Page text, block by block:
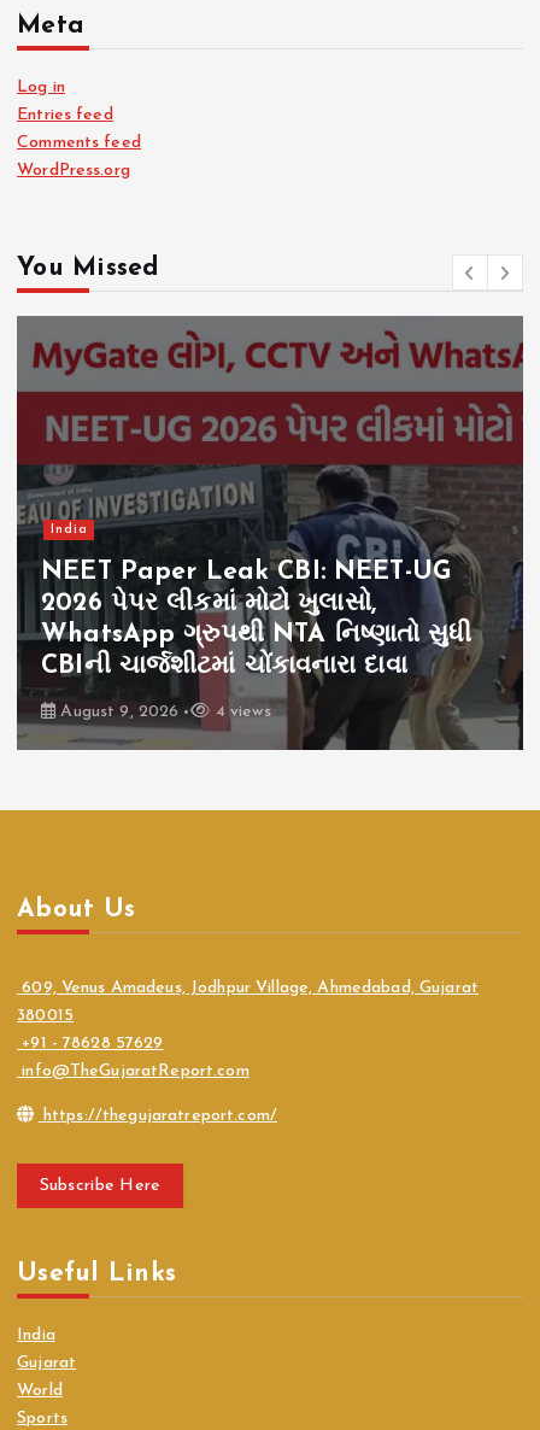
Meta
Log in
Entries feed
Comments feed
WordPress.org
You Missed
India
NEET Paper Leak CBI: NEET-UG
2026 પેપર લીકમાં મોટો ખુલાસો,
WhatsApp ગ્રુપથી NTA નિષ્ણાતો સુધી
CBIની ચાર્જશીટમાં ચોંકાવનારા દાવા
August 9, 2026 4 views
About Us
609, Venus Amadeus, Jodhpur Village, Ahmedabad, Gujarat
380015
+91 - 78628 57629
info@TheGujaratReport.com
https://thegujaratreport.com/
Subscribe Here
Useful Links
India
Gujarat
World
Sports